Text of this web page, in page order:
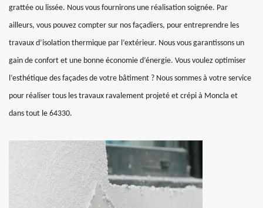
grattée ou lissée. Nous vous fournirons une réalisation soignée. Par
ailleurs, vous pouvez compter sur nos façadiers, pour entreprendre les
travaux d’isolation thermique par l’extérieur. Nous vous garantissons un
gain de confort et une bonne économie d’énergie. Vous voulez optimiser
l’esthétique des façades de votre bâtiment ? Nous sommes à votre service
pour réaliser tous les travaux ravalement projeté et crépi à Moncla et
dans tout le 64330.